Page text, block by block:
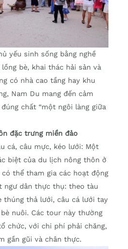
yếu sinh sống bằng nghề
bè, khai thác hải sản và
có nhà cao tầng hay khu
Nam Du mang đến cảm
chất “một ngôi làng giữa
đặc trưng miền đảo
cá, câu mực, kéo lưới: Một
biệt của du lịch nông thôn ở
thể tham gia các hoạt động
ngư dân thực thụ: theo tàu
thúng thả lưới, câu cá lưới tay
nuôi. Các tour này thường
chức, với chi phí phải chăng,
gần gũi và chân thực.